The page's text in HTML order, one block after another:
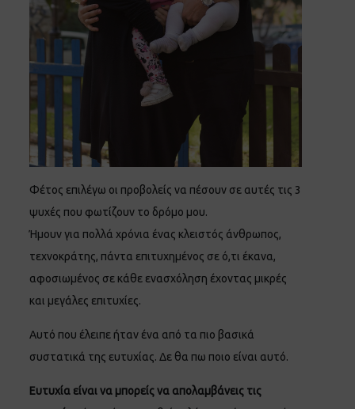
Φέτος επιλέγω οι προβολείς να πέσουν σε αυτές τις 3
ψυχές που φωτίζουν το δρόμο μου.
Ήμουν για πολλά χρόνια ένας κλειστός άνθρωπος,
τεχνοκράτης, πάντα επιτυχημένος σε ό,τι έκανα,
αφοσιωμένος σε κάθε ενασχόληση έχοντας μικρές
και μεγάλες επιτυχίες.
Αυτό που έλειπε ήταν ένα από τα πιο βασικά
συστατικά της ευτυχίας. Δε θα πω ποιο είναι αυτό.
Ευτυχία είναι να μπορείς να απολαμβάνεις τις